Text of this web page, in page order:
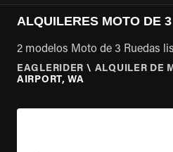
ALQUILERES MOTO DE
2 modelos Moto de 3 Ruedas
EAGLERIDER \ ALQUILER DE
AIRPORT, WA